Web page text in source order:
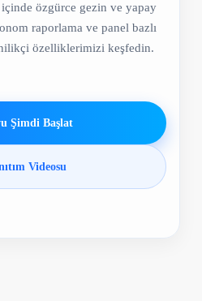
özgürce gezin ve yapay
raporlama ve panel bazlı
özelliklerimizi keşfedin.
Şimdi Başlat
Videosu